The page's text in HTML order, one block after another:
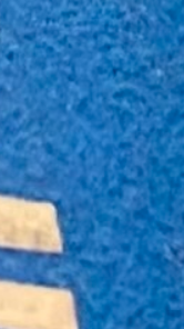
hat.
11:40